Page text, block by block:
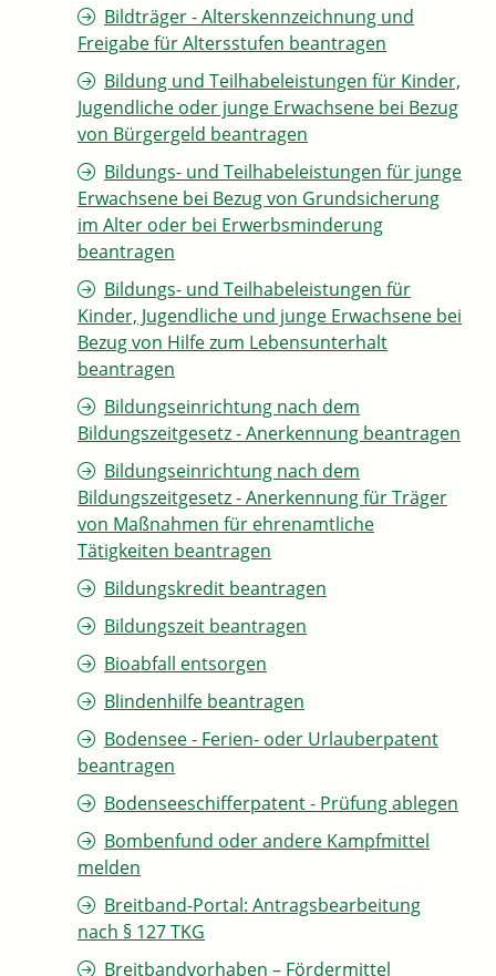
Bildträger - Alterskennzeichnung und
Freigabe für Altersstufen beantragen
Bildung und Teilhabeleistungen für Kinder,
Jugendliche oder junge Erwachsene bei Bezug
von Bürgergeld beantragen
Bildungs- und Teilhabeleistungen für junge
Erwachsene bei Bezug von Grundsicherung
im Alter oder bei Erwerbsminderung
beantragen
Bildungs- und Teilhabeleistungen für
Kinder, Jugendliche und junge Erwachsene bei
Bezug von Hilfe zum Lebensunterhalt
beantragen
Bildungseinrichtung nach dem
Bildungszeitgesetz - Anerkennung beantragen
Bildungseinrichtung nach dem
Bildungszeitgesetz - Anerkennung für Träger
von Maßnahmen für ehrenamtliche
Tätigkeiten beantragen
Bildungskredit beantragen
Bildungszeit beantragen
Bioabfall entsorgen
Blindenhilfe beantragen
Bodensee - Ferien- oder Urlauberpatent
beantragen
Bodenseeschifferpatent - Prüfung ablegen
Bombenfund oder andere Kampfmittel
melden
Breitband-Portal: Antragsbearbeitung
nach § 127 TKG
Breitbandvorhaben – Fördermittel